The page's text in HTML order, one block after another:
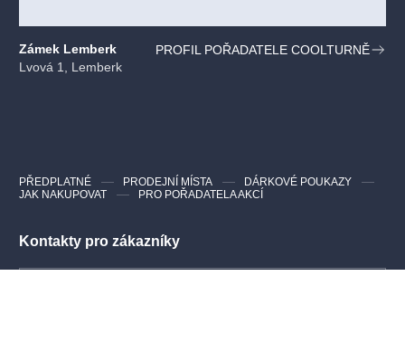
Zámek Lemberk
Lvová 1, Lemberk
PROFIL POŘADATELE COOLTURNĚ
Kontakty pro zákazníky
PŘEDPLATNÉ PRODEJNÍ MÍSTA
DÁRKOVÉ POUKAZY
JAK NAKUPOVAT
PRO POŘADATELA AKCÍ